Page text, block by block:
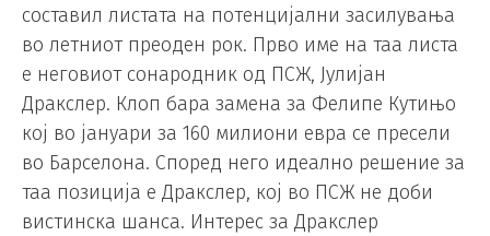
составил листата на потенцијални засилувања
во летниот преоден рок. Прво име на таа листа
е неговиот сонародник од ПСЖ, Јулијан
Дракслер. Клоп бара замена за Фелипе Кутињо
кој во јануари за 160 милиони евра се пресели
во Барселона. Според него идеално решение за
таа позиција е Дракслер, кој во ПСЖ не доби
вистинска шанса. Интерес за Дракслер